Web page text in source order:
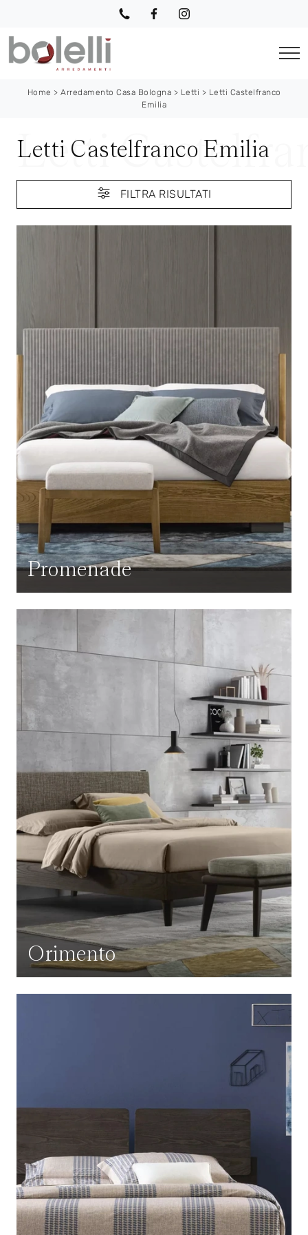
Home > Arredamento Casa Bologna > Letti > Letti Castelfranco
Emilia
Letti Castelfranco Emilia
FILTRA RISULTATI
Promenade
Orimento